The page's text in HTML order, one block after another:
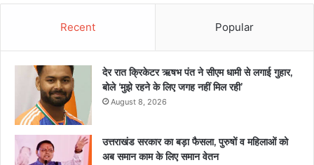
Recent Popular
देर रात क्रिकेटर ऋषभ पंत ने सीएम धामी से लगाई गुहार,
बोले ‘मुझे रहने के लिए जगह नहीं मिल रही’
August 8, 2026
उत्तराखंड सरकार का बड़ा फैसला, पुरुषों व महिलाओं को
अब समान काम के लिए समान वेतन